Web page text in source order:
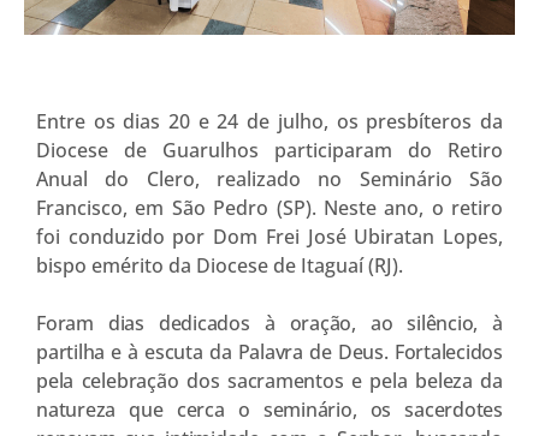
Entre os dias 20 e 24 de julho, os presbíteros da
Diocese de Guarulhos participaram do Retiro
Anual do Clero, realizado no Seminário São
Francisco, em São Pedro (SP). Neste ano, o retiro
foi conduzido por Dom Frei José Ubiratan Lopes,
bispo emérito da Diocese de Itaguaí (RJ).
Foram dias dedicados à oração, ao silêncio, à
partilha e à escuta da Palavra de Deus. Fortalecidos
pela celebração dos sacramentos e pela beleza da
natureza que cerca o seminário, os sacerdotes